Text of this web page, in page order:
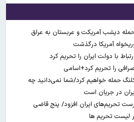
آمریکا درگذشت
حمله خواهیم کرد/شما نمی‌دانید چه
در جریان است
فرد را به فهرست تحریم‌های ایران افزود/ پنج قاضی
لیست تحریم ها